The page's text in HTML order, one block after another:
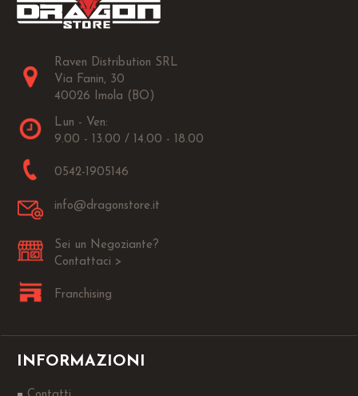
Raven Distribution SRL
Via Fanin, 30
40026 Imola (BO)
Lun - Ven:
9.00 - 13.00 / 14.00 - 18.00
0542-1905146
info@dragonstore.it
Sei un Negoziante?
Contattaci >
Franchising
INFORMAZIONI